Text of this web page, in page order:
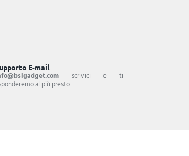
E-mail
scrivici e ti
al più presto